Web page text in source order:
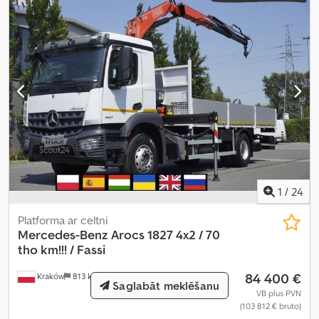
1 / 24
Kraków 813 km
Platforma ar celtni
Mercedes-Benz Arocs 1827 4x2 / 70
tho km!!! / Fassi
84 400 €
VB plus PVN
(103 812 € bruto)
Saglabāt meklēšanu